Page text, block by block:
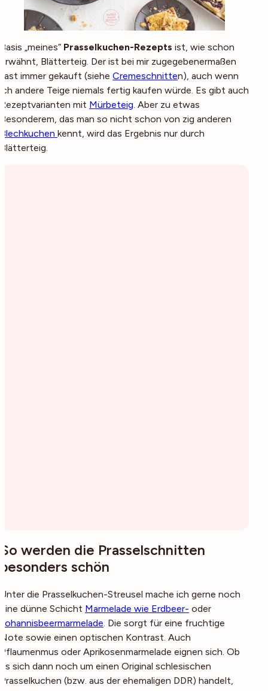
Basis „meines“ Prasselkuchen-Rezepts ist, wie schon
erwähnt, Blätterteig. Der ist bei mir zugegebenermaßen
fast immer gekauft (siehe Cremeschnitten), auch wenn
ich andere Teige niemals fertig kaufen würde. Es gibt auch
Rezeptvarianten mit Mürbeteig. Aber zu etwas
Besonderem, das man so nicht schon von zig anderen
Blechkuchen kennt, wird das Ergebnis nur durch
Blätterteig.
So werden die Prasselschnitten
besonders schön
Unter die Prasselkuchen-Streusel mache ich gerne noch
eine dünne Schicht Marmelade wie Erdbeer- oder
Johannisbeermarmelade. Die sorgt für eine fruchtige
Note sowie einen optischen Kontrast. Auch
Pflaumenmus oder Aprikosenmarmelade eignen sich. Ob
es sich dann noch um einen Original schlesischen
Prasselkuchen (bzw. aus der ehemaligen DDR) handelt,